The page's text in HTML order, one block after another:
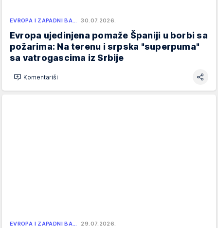
EVROPA I ZAPADNI BA… 30.07.2026.
Evropa ujedinjena pomaže Španiji u borbi sa
požarima: Na terenu i srpska "superpuma"
sa vatrogascima iz Srbije
Komentariši
EVROPA I ZAPADNI BA… 29.07.2026.